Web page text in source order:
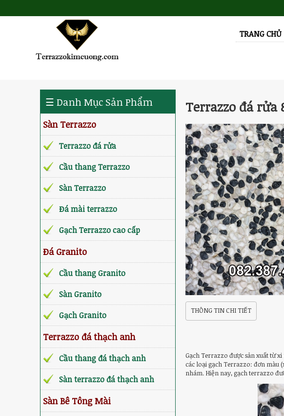
TRANG CHỦ
☰ Danh Mục Sản Phẩm
Sàn Terrazzo
Terrazzo đá rửa
Cầu thang Terrazzo
Sàn Terrazzo
Đá mài terrazzo
Gạch Terrazzo cao cấp
Đá Granito
Cầu thang Granito
Sàn Granito
Gạch Granito
Terrazzo đá thạch anh
Cầu thang đá thạch anh
Sàn terrazzo đá thạch anh
Sàn Bê Tông Mài
Terrazzo đá rửa
THÔNG TIN CHI TIẾT
Gạch Terrazzo được sản xuất từ
các loại gạch Terrazzo: đơn màu
nhám. Hiện nay, gạch terrazzo